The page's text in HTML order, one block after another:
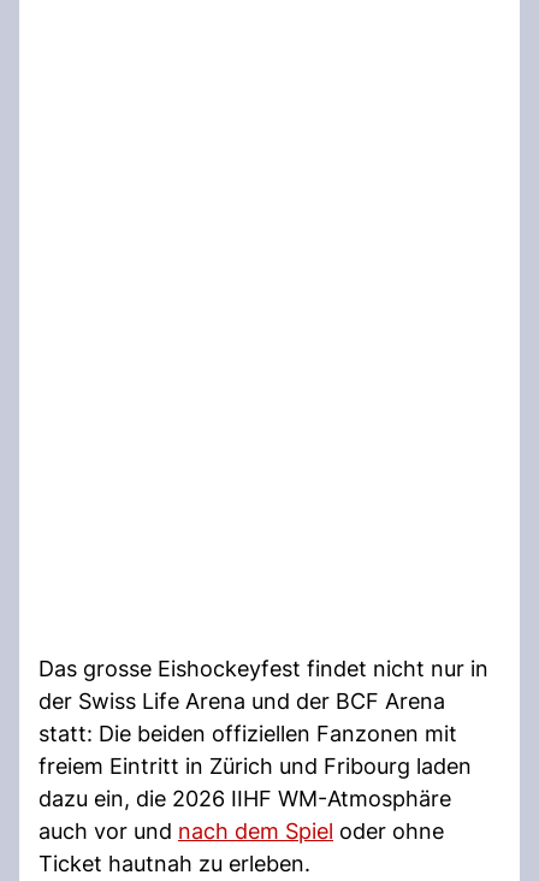
Das grosse Eishockeyfest findet nicht nur in
der Swiss Life Arena und der BCF Arena
statt: Die beiden offiziellen Fanzonen mit
freiem Eintritt in Zürich und Fribourg laden
dazu ein, die 2026 IIHF WM-Atmosphäre
auch vor und nach dem Spiel oder ohne
Ticket hautnah zu erleben.